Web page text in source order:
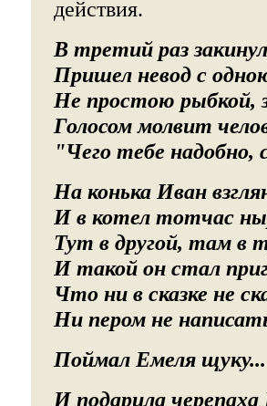
действия.
В третий раз
Пришел невод с
Не простою рыбкой,
Голосом молвит
"Чего тебе надобно,
На конька Иван
И в котел тотчас
Тут в другой, там в
И такой он стал
Что ни в сказке не
Ни пером не
Поймал Емеля щуку...
И подарила